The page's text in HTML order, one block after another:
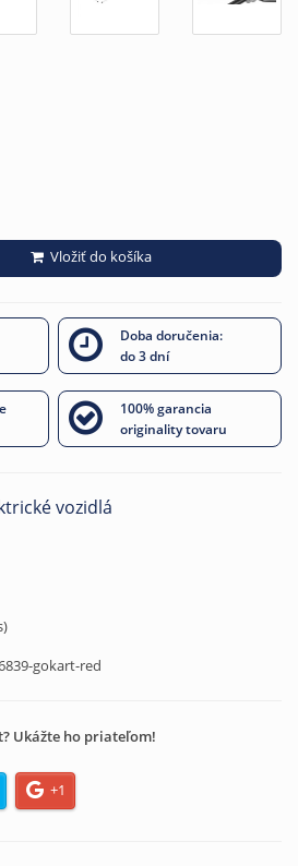
Vložiť do košíka
Doba doručenia:
do 3 dní
100% garancia
originality tovaru
vozidlá
gokart-red
Ukážte ho priateľom!
+1